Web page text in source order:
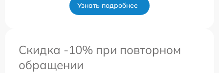
Узнать подробнее
Скидка -10% при повторном
обращении